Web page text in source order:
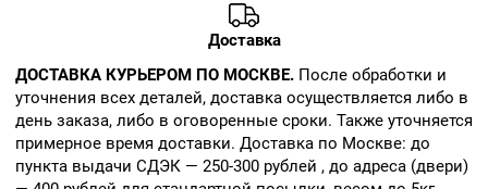
Доставка
ДОСТАВКА КУРЬЕРОМ ПО МОСКВЕ. После обработки и
уточнения всех деталей, доставка осуществляется либо в
день заказа, либо в оговоренные сроки. Также уточняется
примерное время доставки. Доставка по Москве: до
пункта выдачи СДЭК — 250-300 рублей , до адреса (двери)